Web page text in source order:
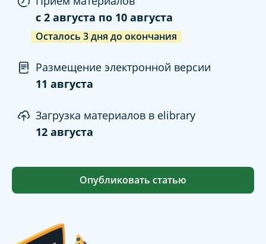
c 2 августа по 10 августа
Осталось 3дня до окончания
Размещение электронной версии
11 августа
Загрузка материалов в elibrary
12 августа
Опубликовать статью